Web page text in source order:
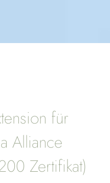
für
Alliance
Zertifikat)